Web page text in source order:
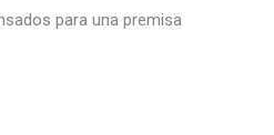
para una premisa